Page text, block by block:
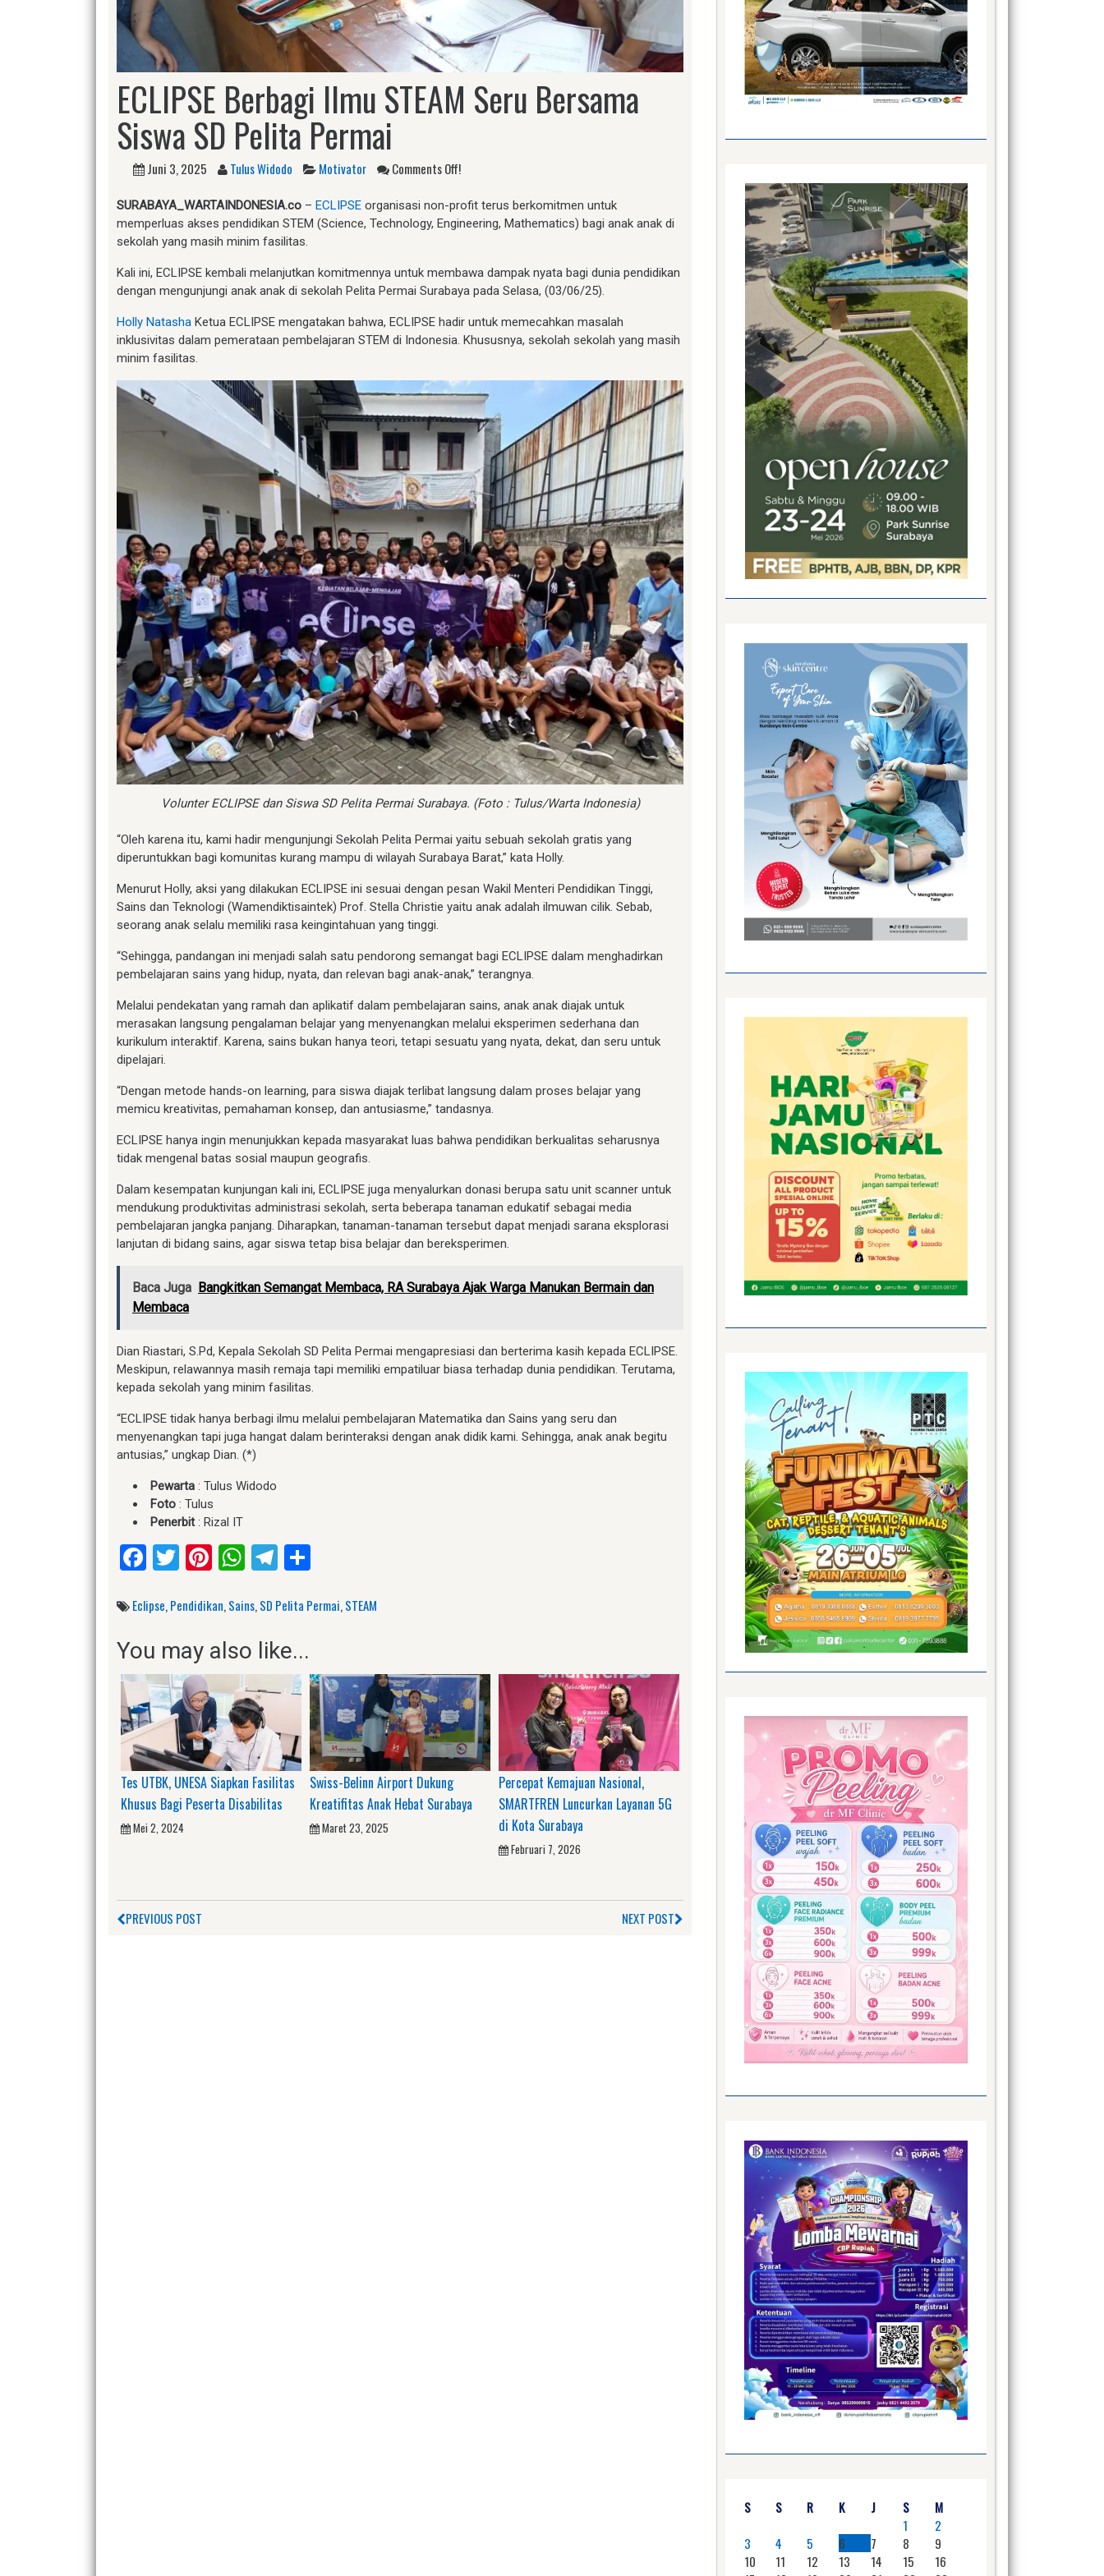
ECLIPSE Berbagi Ilmu STEAM Seru Bersama
Siswa SD Pelita Permai
Juni 3, 2025 Tulus Widodo Motivator Comments Off!
SURABAYA_WARTAINDONESIA.co – ECLIPSE organisasi non-profit terus berkomitmen untuk
memperluas akses pendidikan STEM (Science, Technology, Engineering, Mathematics) bagi anak anak di
sekolah yang masih minim fasilitas.
Kali ini, ECLIPSE kembali melanjutkan komitmennya untuk membawa dampak nyata bagi dunia pendidikan
dengan mengunjungi anak anak di sekolah Pelita Permai Surabaya pada Selasa, (03/06/25).
Holly Natasha Ketua ECLIPSE mengatakan bahwa, ECLIPSE hadir untuk memecahkan masalah
inklusivitas dalam pemerataan pembelajaran STEM di Indonesia. Khususnya, sekolah sekolah yang masih
minim fasilitas.
Volunter ECLIPSE dan Siswa SD Pelita Permai Surabaya. (Foto : Tulus/Warta Indonesia)
“Oleh karena itu, kami hadir mengunjungi Sekolah Pelita Permai yaitu sebuah sekolah gratis yang
diperuntukkan bagi komunitas kurang mampu di wilayah Surabaya Barat,” kata Holly.
Menurut Holly, aksi yang dilakukan ECLIPSE ini sesuai dengan pesan Wakil Menteri Pendidikan Tinggi,
Sains dan Teknologi (Wamendiktisaintek) Prof. Stella Christie yaitu anak adalah ilmuwan cilik. Sebab,
seorang anak selalu memiliki rasa keingintahuan yang tinggi.
“Sehingga, pandangan ini menjadi salah satu pendorong semangat bagi ECLIPSE dalam menghadirkan
pembelajaran sains yang hidup, nyata, dan relevan bagi anak-anak,” terangnya.
Melalui pendekatan yang ramah dan aplikatif dalam pembelajaran sains, anak anak diajak untuk
merasakan langsung pengalaman belajar yang menyenangkan melalui eksperimen sederhana dan
kurikulum interaktif. Karena, sains bukan hanya teori, tetapi sesuatu yang nyata, dekat, dan seru untuk
dipelajari.
“Dengan metode hands-on learning, para siswa diajak terlibat langsung dalam proses belajar yang
memicu kreativitas, pemahaman konsep, dan antusiasme,” tandasnya.
ECLIPSE hanya ingin menunjukkan kepada masyarakat luas bahwa pendidikan berkualitas seharusnya
tidak mengenal batas sosial maupun geografis.
Dalam kesempatan kunjungan kali ini, ECLIPSE juga menyalurkan donasi berupa satu unit scanner untuk
mendukung produktivitas administrasi sekolah, serta beberapa tanaman edukatif sebagai media
pembelajaran jangka panjang. Diharapkan, tanaman-tanaman tersebut dapat menjadi sarana eksplorasi
lanjutan di bidang sains, agar siswa tetap bisa belajar dan bereksperimen.
Baca Juga Bangkitkan Semangat Membaca, RA Surabaya Ajak Warga Manukan Bermain dan
Membaca
Dian Riastari, S.Pd, Kepala Sekolah SD Pelita Permai mengapresiasi dan berterima kasih kepada ECLIPSE.
Meskipun, relawannya masih remaja tapi memiliki empatiluar biasa terhadap dunia pendidikan. Terutama,
kepada sekolah yang minim fasilitas.
“ECLIPSE tidak hanya berbagi ilmu melalui pembelajaran Matematika dan Sains yang seru dan
menyenangkan tapi juga hangat dalam berinteraksi dengan anak didik kami. Sehingga, anak anak begitu
antusias,” ungkap Dian. (*)
Pewarta : Tulus Widodo
Foto : Tulus
Penerbit: Rizal IT
Facebook
Twitter
Pinterest
WhatsApp
Telegram
Eclipse,Pendidikan,Sains,SD Pelita Permai,STEAM
You may also like...
Tes UTBK, UNESA Siapkan Fasilitas
Khusus Bagi Peserta Disabilitas
Mei 2, 2024
Swiss-Belinn Airport Dukung
Kreatifitas Anak Hebat Surabaya
Maret 23, 2025
Percepat Kemajuan Nasional,
SMARTFREN Luncurkan Layanan 5G
di Kota Surabaya
Februari 7, 2026
PREVIOUS POST NEXT POST
S S R K J S
M
1
2
3
4 5 6 7 8
9
10
11 12 13 14 15
16